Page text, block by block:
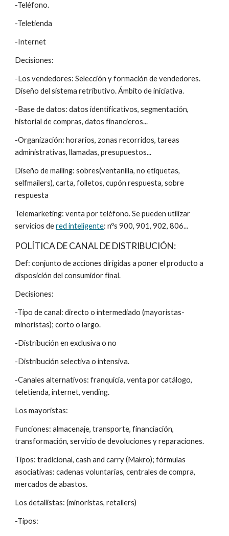
-Teléfono.
-Teletienda
-Internet
Decisiones:
-Los vendedores: Selección y formación de vendedores.
Diseño del sistema retributivo. Ámbito de iniciativa.
-Base de datos: datos identificativos, segmentación,
historial de compras, datos financieros...
-Organización: horarios, zonas recorridos, tareas
administrativas, llamadas, presupuestos...
Diseño de mailing: sobres(ventanilla, no etiquetas,
selfmailers), carta, folletos, cupón respuesta, sobre
respuesta
Telemarketing: venta por teléfono. Se pueden utilizar
servicios de red inteligente: nºs 900, 901, 902, 806...
POLÍTICA DE CANAL DE DISTRIBUCIÓN:
Def: conjunto de acciones dirigidas a poner el producto a
disposición del consumidor final.
Decisiones:
-Tipo de canal: directo o intermediado (mayoristas-
minoristas); corto o largo.
-Distribución en exclusiva o no
-Distribución selectiva o intensiva.
-Canales alternativos: franquicia, venta por catálogo,
teletienda, internet, vending.
Los mayoristas:
Funciones: almacenaje, transporte, financiación,
transformación, servicio de devoluciones y reparaciones.
Tipos: tradicional, cash and carry (Makro); fórmulas
asociativas: cadenas voluntarias, centrales de compra,
mercados de abastos.
Los detallistas: (minoristas, retailers)
-Tipos: